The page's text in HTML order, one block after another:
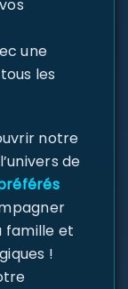
une
les
notre
de
famille et
!